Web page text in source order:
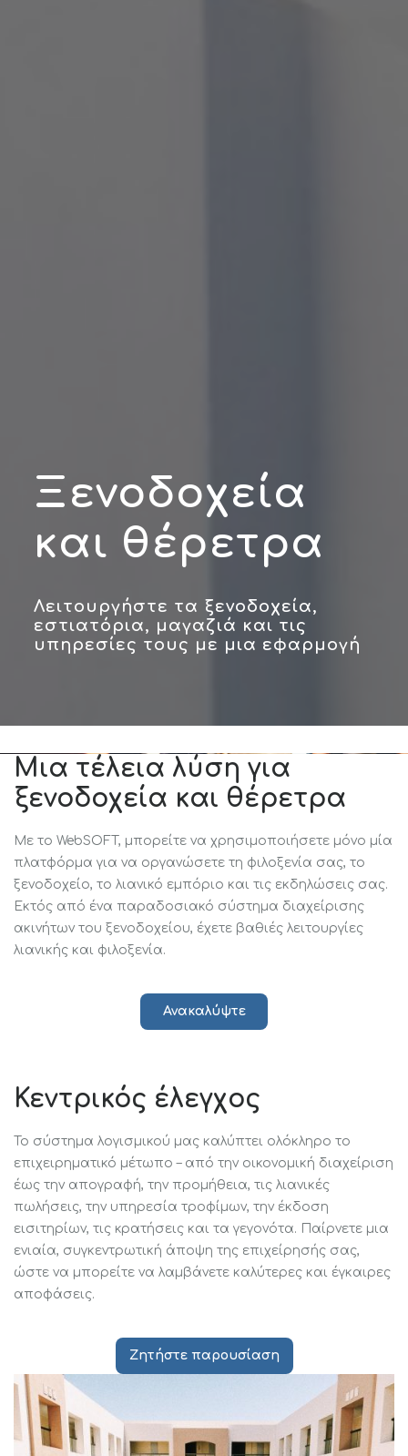
Ξενοδοχεία
και θέρετρα
Λειτουργήστε τα ξενοδοχεία,
εστιατόρια, μαγαζιά και τις
υπηρεσίες τους με μια εφαρμογή
Μια τέλεια λύση για
ξενοδοχεία και θέρετρα
Με το WebSOFT, μπορείτε να χρησιμοποιήσετε μόνο μία
πλατφόρμα για να οργανώσετε τη φιλοξενία σας, το
ξενοδοχείο, το λιανικό εμπόριο και τις εκδηλώσεις σας.
Εκτός από ένα παραδοσιακό σύστημα διαχείρισης
ακινήτων του ξενοδοχείου, έχετε βαθιές λειτουργίες
λιανικής και φιλοξενία.
Ανακαλύψτε
Κεντρικός έλεγχος
Το σύστημα λογισμικού μας καλύπτει ολόκληρο το
επιχειρηματικό μέτωπο – από την οικονομική διαχείριση
έως την απογραφή, την προμήθεια, τις λιανικές
πωλήσεις, την υπηρεσία τροφίμων, την έκδοση
εισιτηρίων, τις κρατήσεις και τα γεγονότα. Παίρνετε μια
ενιαία, συγκεντρωτική άποψη της επιχείρησής σας,
ώστε να μπορείτε να λαμβάνετε καλύτερες και έγκαιρες
αποφάσεις.
Ζητήστε παρουσίαση